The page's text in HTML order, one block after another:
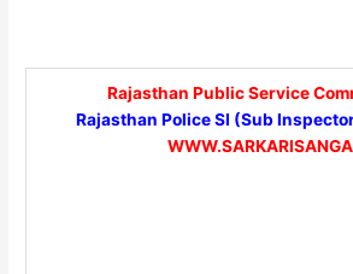
Rajasthan Public Service
Rajasthan Police SI (Sub